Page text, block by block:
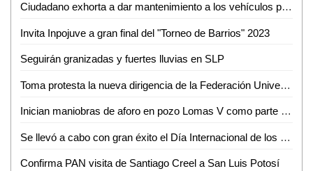
Ciudadano exhorta a dar mantenimiento a los vehículos para evitar accidentes
Invita Inpojuve a gran final del "Torneo de Barrios" 2023
Seguirán granizadas y fuertes lluvias en SLP
Toma protesta la nueva dirigencia de la Federación Universitaria Potosina (FUP) de la UASLP para el periodo 2023-2025
Inician maniobras de aforo en pozo Lomas V como parte del "Plan emergente de agua"
Se llevó a cabo con gran éxito el Día Internacional de los Museos 2023
Confirma PAN visita de Santiago Creel a San Luis Potosí